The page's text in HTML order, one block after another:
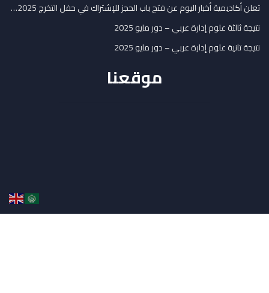
تعلن أكاديمية أخبار اليوم عن فتح باب الحجز للإشتراك في حفل التخرج 2025…
نتيجة ثالثة علوم إدارة عربي – دور مايو 2025
نتيجة تانية علوم إدارة عربي – دور مايو 2025
موقعنا